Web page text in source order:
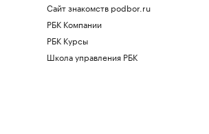
Сайт знакомств podbor.ru
РБК Компании
РБК Курсы
Школа управления РБК